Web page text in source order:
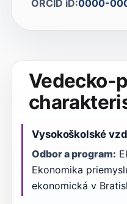
ORCID iD:0000-
Vedecko-
Vysokoškolské
Odbor a program:
Ekonomika
ekonomická v